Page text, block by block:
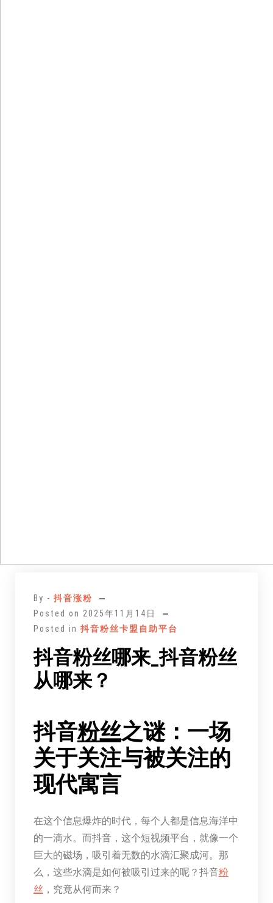
By - 抖音涨粉
Posted on 2025年11月14日
Posted in 抖音粉丝卡盟自助平台
抖音粉丝哪来_抖音粉丝
从哪来？
抖音粉丝之谜：一场
关于关注与被关注的
现代寓言
在这个信息爆炸的时代，每个人都是信息海洋中
的一滴水。而抖音，这个短视频平台，就像一个
巨大的磁场，吸引着无数的水滴汇聚成河。那
么，这些水滴是如何被吸引过来的呢？抖音粉
丝 ，究竟从何而来？